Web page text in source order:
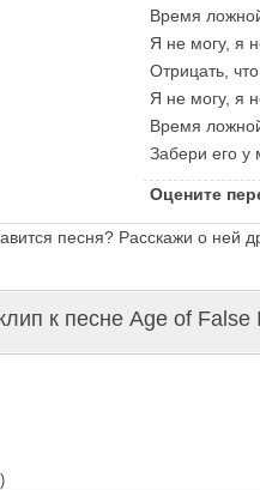
Время
Я не могу, я
Отрицать,
Я не могу, я
Время
Забери его у
Оцените
песня? Расскажи о ней
к песне Age of False